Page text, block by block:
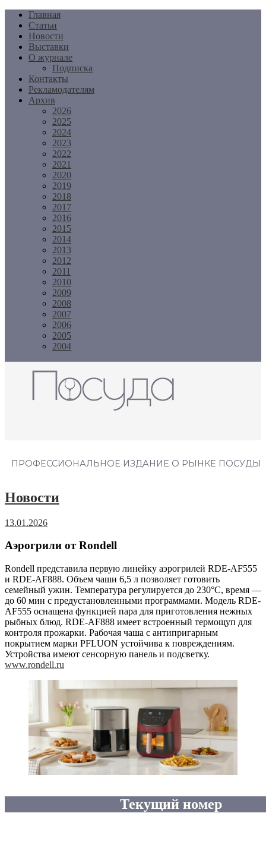
Перейти
содержимому
Главная
Статьи
Новости
Выставки
О журнале
Подписка
Контакты
Рекламодателям
Архив
2026
2025
2024
2023
2022
2021
2020
2019
2018
2017
2016
2015
2014
2013
2012
2011
2010
2009
2008
2007
2006
2005
2004
ПРОФЕССИОНАЛЬНОЕ ИЗДАНИЕ О РЫНКЕ ПОСУДЫ
Новости
13.01.2026
Аэрогрили от Rondell
Rondell представила первую линейку аэрогрилей RDE-AF555
и RDE-AF888. Объем чаши 6,5 л позволяет готовить
семейный ужин. Температура регулируется до 230°C, время —
до 60 мин с предустановленными программами. Модель RDE-
AF555 оснащена функцией пара для приготовления нежных
рыбных блюд. RDE-AF888 имеет встроенный термощуп для
контроля прожарки. Рабочая чаша с антипригарным
покрытием марки PFLUON устойчива к повреждениям.
Устройства имеют сенсорную панель и подсветку.
www.rondell.ru
Текущий номер